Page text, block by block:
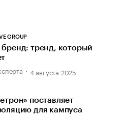
GROUP
тренд, который
4 августа 2025
поставляет
для кампуса